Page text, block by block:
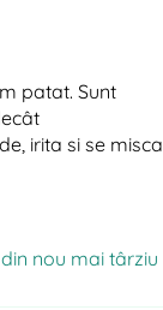
patat. Sunt
irita si se misca
nou mai târziu